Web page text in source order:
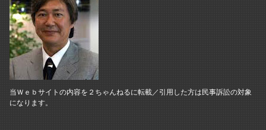
当Ｗｅｂサイトの内容を２ちゃんねるに転載／引用した方は民事訴訟の対象
になります。